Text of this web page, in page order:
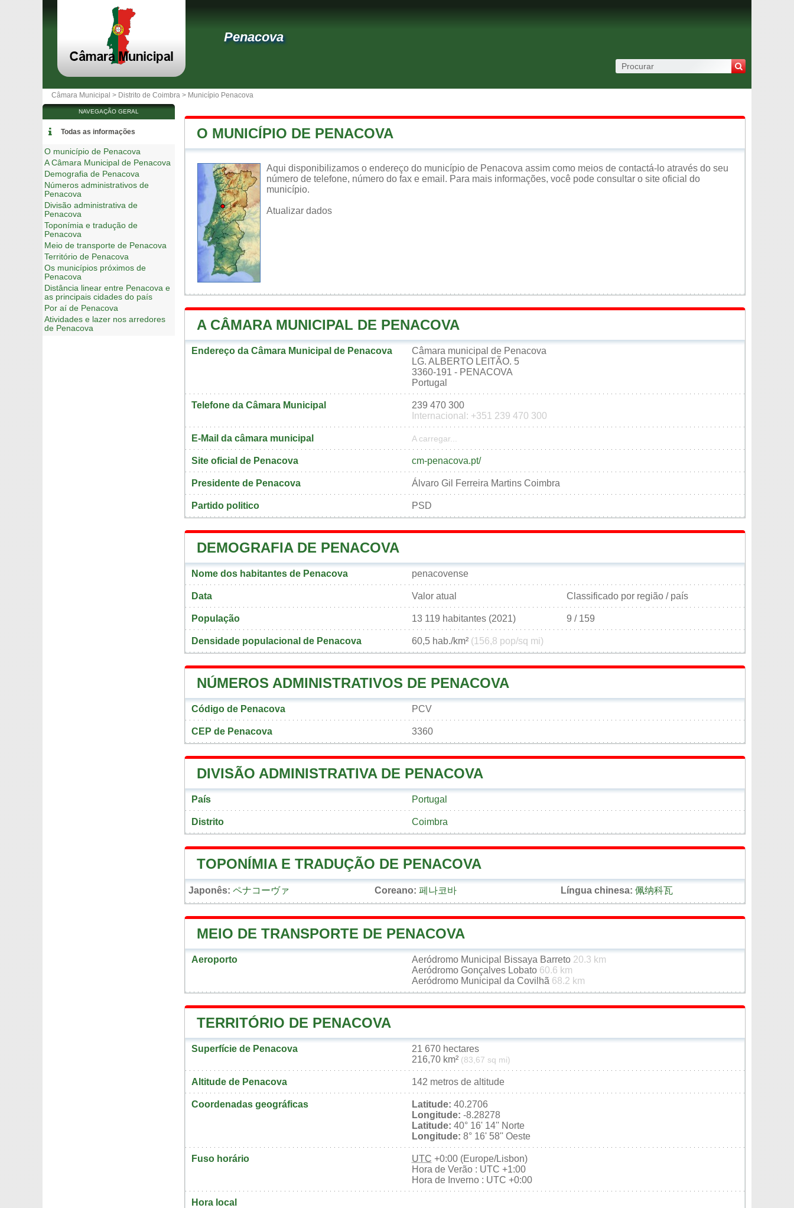
Penacova
Câmara Municipal > Distrito de Coimbra > Município Penacova
O MUNICÍPIO DE PENACOVA
Aqui disponibilizamos o endereço do município de Penacova assim como meios de contactá-lo através do seu
número de telefone, número do fax e email. Para mais informações, você pode consultar o site oficial do
município.
Atualizar dados
A CÂMARA MUNICIPAL DE PENACOVA
Endereço da Câmara Municipal de Penacova
Câmara municipal de Penacova
LG. ALBERTO LEITÃO. 5
3360-191 - PENACOVA
Portugal
Telefone da Câmara Municipal
239 470 300
Internacional: +351 239 470 300
E-Mail da câmara municipal A carregar...
Site oficial de Penacova cm-penacova.pt/
Presidente de Penacova Álvaro Gil Ferreira Martins Coimbra
Partido politico PSD
DEMOGRAFIA DE PENACOVA
Nome dos habitantes de Penacova penacovense
Data Valor atual Classificado por região / país
População 13 119 habitantes (2021) 9 / 159
Densidade populacional de Penacova 60,5 hab./km² (156,8 pop/sq mi)
NÚMEROS ADMINISTRATIVOS DE PENACOVA
Código de Penacova PCV
CEP de Penacova 3360
DIVISÃO ADMINISTRATIVA DE PENACOVA
País Portugal
Distrito Coimbra
TOPONÍMIA E TRADUÇÃO DE PENACOVA
Japonês: ペナコーヴァ Coreano: 페나코바 Língua chinesa: 佩纳科瓦
MEIO DE TRANSPORTE DE PENACOVA
Aeroporto Aeródromo Municipal Bissaya Barreto 20.3 km
Aeródromo Gonçalves Lobato 60.6 km
Aeródromo Municipal da Covilhã 68.2 km
TERRITÓRIO DE PENACOVA
Superfície de Penacova
21 670 hectares
216,70 km² (83,67 sq mi)
Altitude de Penacova 142 metros de altitude
Coordenadas geográficas Latitude: 40.2706
Longitude: -8.28278
Latitude: 40° 16' 14'' Norte
Longitude: 8° 16' 58'' Oeste
Fuso horário UTC +0:00 (Europe/Lisbon)
Hora de Verão : UTC +1:00
Hora de Inverno : UTC +0:00
Hora local
NAVEGAÇÃO GERAL
Todas as informações
O município de Penacova
A Câmara Municipal de Penacova
Demografia de Penacova
Números administrativos de
Penacova
Divisão administrativa de
Penacova
Toponímia e tradução de
Penacova
Meio de transporte de Penacova
Território de Penacova
Os municípios próximos de
Penacova
Distância linear entre Penacova e
as principais cidades do país
Por aí de Penacova
Atividades e lazer nos arredores
de Penacova